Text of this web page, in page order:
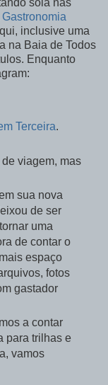
Gastronomia
inclusive uma
na Baia de Todos
Enquanto
Terceira.
viagem, mas
sua nova
de ser
uma
de contar o
espaço
fotos
gastador
a contar
para trilhas e
vamos